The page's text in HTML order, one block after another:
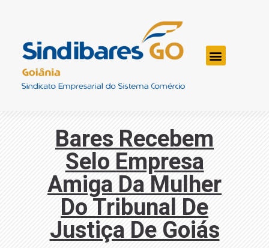
Bares Recebem
Selo Empresa
Amiga Da Mulher
Do Tribunal De
Justiça De Goiás